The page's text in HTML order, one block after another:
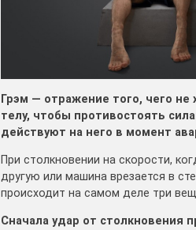
Грэм — отражение того, чего не
телу, чтобы противостоять
действуют на него в момент
При столкновении на скорости,
другую или машина врезается в
происходит на самом деле три
Сначала удар от столкновения